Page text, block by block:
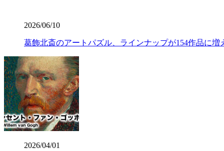
2026/06/10
葛飾北斎のアートパズル、ラインナップが154作品に増
2026/04/01